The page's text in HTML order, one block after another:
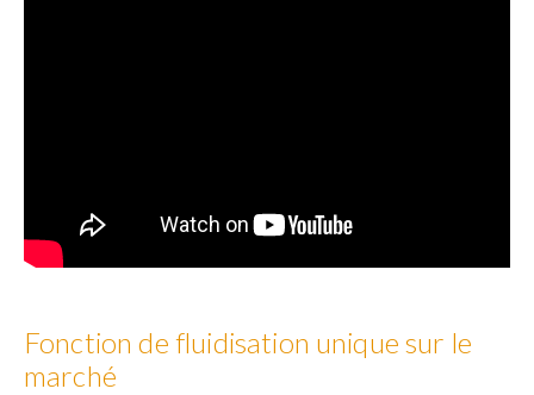
Fonction de fluidisation unique sur le
marché